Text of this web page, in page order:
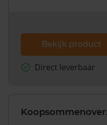
Bekijk product
Direct leverbaar